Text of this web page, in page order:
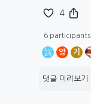
4
6 participants
앙 기
댓글 미리보기